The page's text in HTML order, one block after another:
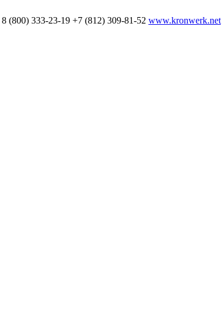
8 (800) 333-23-19 +7 (812) 309-81-52 www.kronwerk.net